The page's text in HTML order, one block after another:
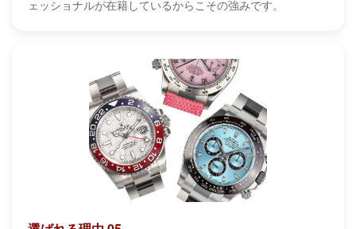
ェッショナルが在籍しているからこその強みです。